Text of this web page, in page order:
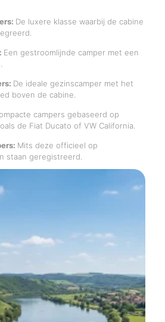
De luxere klasse waarbij de cabine
Een gestroomlijnde camper met een
De ideale gezinscamper met het
boven de cabine.
campers gebaseerd op
de Fiat Ducato of VW California.
Mits deze officieel op
staan geregistreerd.